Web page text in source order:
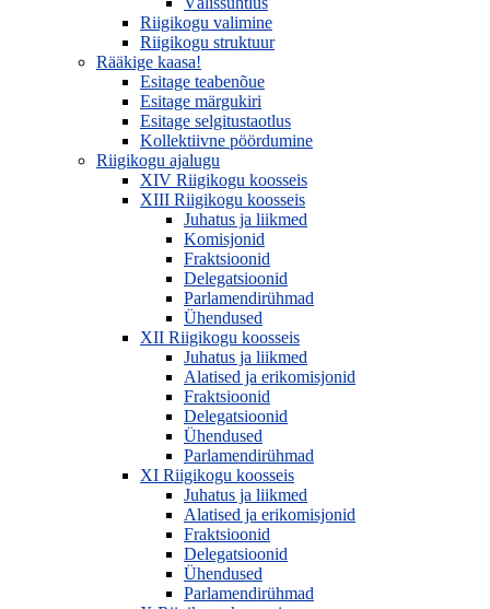
Riigikogu valimine
Riigikogu struktuur
Rääkige kaasa!
Esitage teabenõue
Esitage märgukiri
Esitage selgitustaotlus
Kollektiivne pöördumine
Riigikogu ajalugu
XIV Riigikogu koosseis
XIII Riigikogu koosseis
Juhatus ja liikmed
Komisjonid
Fraktsioonid
Delegatsioonid
Parlamendirühmad
Ühendused
XII Riigikogu koosseis
Juhatus ja liikmed
Alatised ja erikomisjonid
Fraktsioonid
Delegatsioonid
Ühendused
Parlamendirühmad
XI Riigikogu koosseis
Juhatus ja liikmed
Alatised ja erikomisjonid
Fraktsioonid
Delegatsioonid
Ühendused
Parlamendirühmad